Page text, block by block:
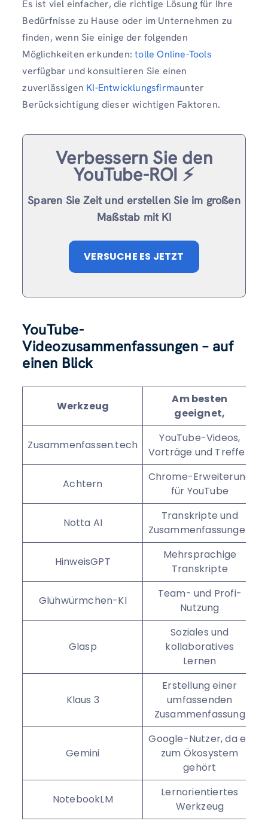
Es ist viel einfacher, die richtige Lösung für Ihre
Bedürfnisse zu Hause oder im Unternehmen zu
finden, wenn Sie einige der folgenden
Möglichkeiten erkunden:tolle Online-Tools
verfügbar und konsultieren Sie einen
zuverlässigen KI-Entwicklungsfirmaunter
Berücksichtigung dieser wichtigen Faktoren.
Verbessern Sie den
YouTube-ROI ⚡️
Sparen Sie Zeit und erstellen Sie im großen
Maßstab mit KI
VERSUCHE ES JETZT
YouTube-
Videozusammenfassungen – auf
einen Blick
Werkzeug
Am besten
geeignet,
Zusammenfassen.tech
YouTube-Videos,
Vorträge und Treffen
Achtern
Chrome-Erweiterung
für YouTube
Notta AI
Transkripte und
Zusammenfassungen
HinweisGPT
Mehrsprachige
Transkripte
Glühwürmchen-KI
Team- und Profi-
Nutzung
Glasp
Soziales und
kollaboratives
Lernen
Klaus 3
Erstellung einer
umfassenden
Zusammenfassung
Gemini
Google-Nutzer, da es
zum Ökosystem
gehört
NotebookLM
Lernorientiertes
Werkzeug